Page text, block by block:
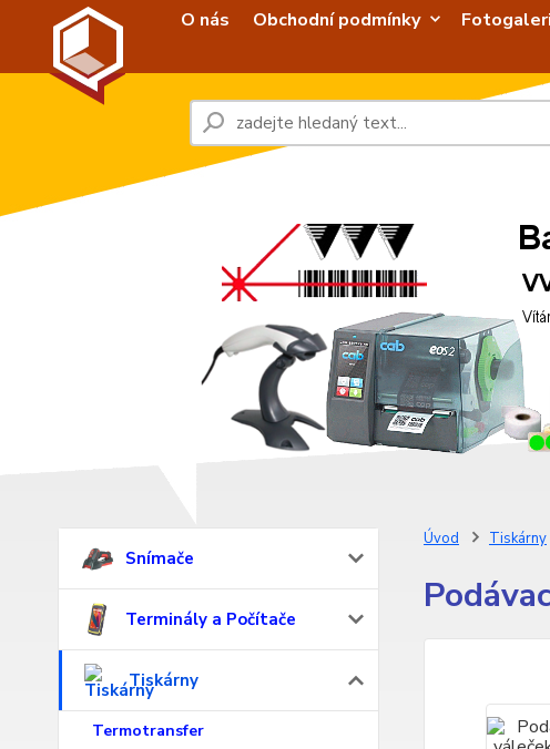
O nás Obchodní podmínky
Snímače
Terminály a Počítače
Tiskárny
Termotransfer
Úvod Tiskárny